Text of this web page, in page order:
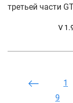
третьей части
V
1
9